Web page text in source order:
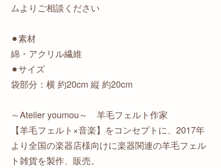
ムよりご相談ください
⚫︎素材
綿・アクリル繊維
⚫︎サイズ
袋部分：横 約20cm 縦 約20cm
～Atelier youmou～ 羊毛フェルト作家
【羊毛フェルト×音楽】をコンセプトに、2017年
より全国の楽器店様向けに楽器関連の羊毛フェル
ト雑貨を製作、販売。